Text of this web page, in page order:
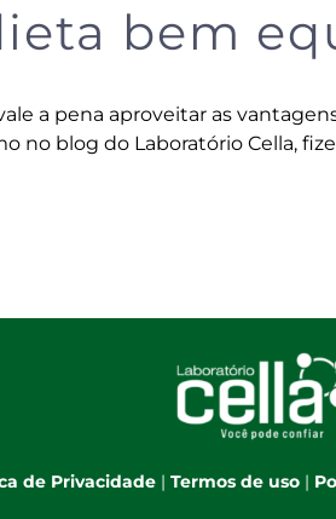
bem
a pena aproveitar as
no blog do Laboratório Cella,
de Privacidade | Termos de uso|